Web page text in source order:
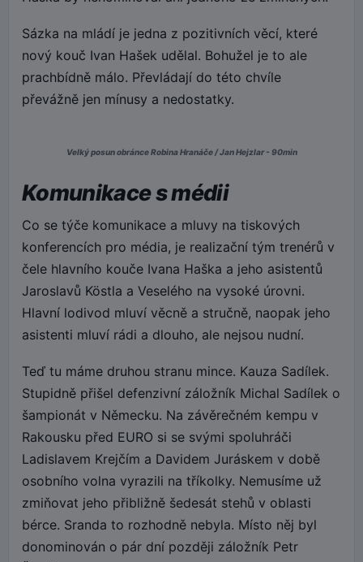
Sázka na mládí je jedna z pozitivních věcí, které
nový kouč Ivan Hašek udělal. Bohužel je to ale
prachbídně málo. Převládají do této chvíle
převážně jen mínusy a nedostatky.
Velký posun obránce Robina Hranáče / Jan Hejzlar - 90min
Komunikace s médii
Co se týče komunikace a mluvy na tiskových
konferencích pro média, je realizační tým trenérů v
čele hlavního kouče Ivana Haška a jeho asistentů
Jaroslavů Köstla a Veselého na vysoké úrovni.
Hlavní lodivod mluví věcně a stručně, naopak jeho
asistenti mluví rádi a dlouho, ale nejsou nudní.
Teď tu máme druhou stranu mince. Kauza Sadílek.
Stupidně přišel defenzivní záložník Michal Sadílek o
šampionát v Německu. Na závěrečném kempu v
Rakousku před EURO si se svými spoluhráči
Ladislavem Krejčím a Davidem Juráskem v době
osobního volna vyrazili na tříkolky. Nemusíme už
zmiňovat jeho přibližně šedesát stehů v oblasti
bérce. Sranda to rozhodně nebyla. Místo něj byl
donominován o pár dní později záložník Petr